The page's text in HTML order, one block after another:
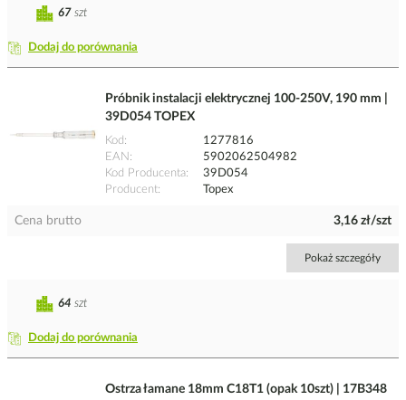
Dodaj do porównania
67 szt
Próbnik instalacji elektrycznej 100-250V, 190 mm |
39D054 TOPEX
Kod
1277816
EAN
5902062504982
Kod Producenta
39D054
Producent
Topex
Cena brutto 3,16 zł/szt
Pokaż szczegóły
Dodaj do porównania
64 szt
Ostrza łamane 18mm C18T1 (opak 10szt) | 17B348